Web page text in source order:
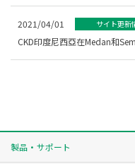
2021/04/01 サイト更新
CKD印度尼西亞在Medan和
製品・サポート